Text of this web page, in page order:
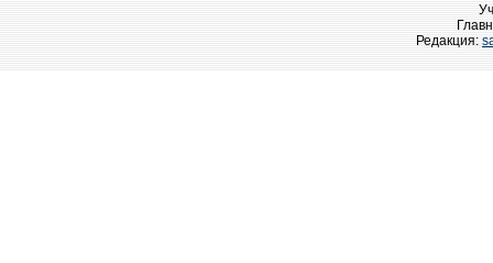
Редакция: